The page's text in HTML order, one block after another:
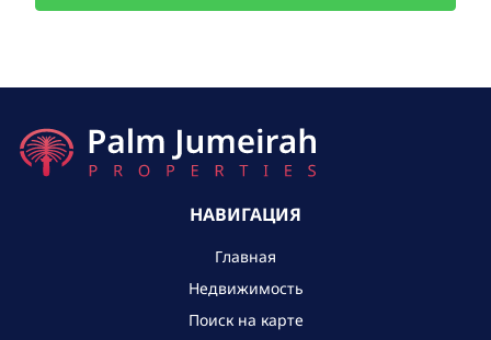
НАВИГАЦИЯ
Главная
Недвижимость
Поиск на карте